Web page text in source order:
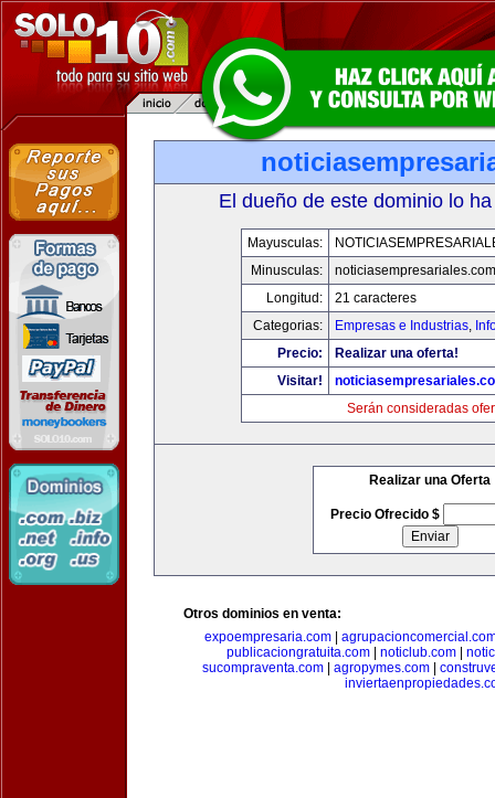
El dueño de este dominio lo
Mayusculas:
Minusculas:
noticiasempresariales.com
Longitud:
21 caracteres
Categorias:
Empresas e Industrias,
Precio:
Realizar una oferta!
Visitar!
Serán consideradas
Realizar una Oferta
Precio Ofrecido $
Otros dominios en venta:
expoempresaria.com|
publicaciongratuita.com| noticlub.com|
sucompraventa.com
agropymes.com